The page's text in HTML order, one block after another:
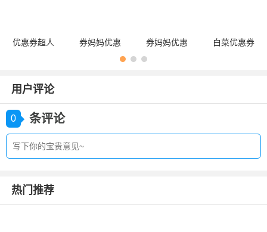
优惠券超人
券妈妈优惠
券妈妈优惠
白菜优惠券
用户评论
0 条评论
热门推荐